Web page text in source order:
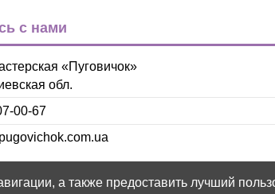
коричневый
розовый
фиолетовый
Дерево
22*15мм
с нами
«Пуговичок»
обл.
00-67
а также предоставить лучший